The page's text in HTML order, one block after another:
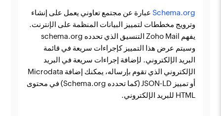
Schema.org عبارة عن مجتمع تعاوني يعمل على إنشاء
وترويج مخططات لتمييز البيانات المنظمة على الإنترنت.
يفهم Zoho Mail التنسيق الذي تحدده schema.org
وسيتم عرض هذا التمييز كإجراءات سريعة في قائمة
البريد الإلكتروني. لإضافة إجراءات سريعة في البريد
الإلكتروني الذي تقوم بإرساله، يمكنك إضافة Microdata
أو تمييز JSON-LD (كما تحدده Schema.org) في محتوى
HTML للبريد الإلكتروني.